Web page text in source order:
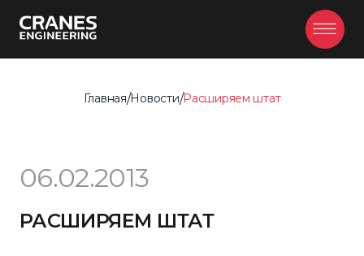
Главная
Главная/Новости/Расширяем штат
06.02.2013
РАСШИРЯЕМ ШТАТ